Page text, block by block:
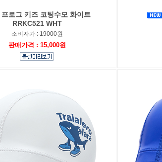
로그 키즈 코팅수모 화이트
RRKC521 WHT
소비자가 : 19000원
판매가격 : 15,000원